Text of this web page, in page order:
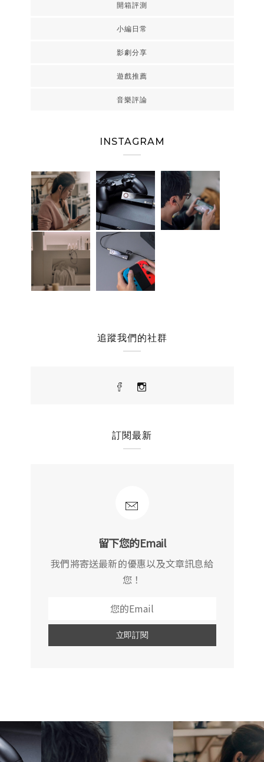
開箱評測
小編日常
影劇分享
遊戲推薦
音樂評論
INSTAGRAM
追蹤我們的社群
訂閱最新
留下您的Email
我們將寄送最新的優惠以及文章訊息給
您！